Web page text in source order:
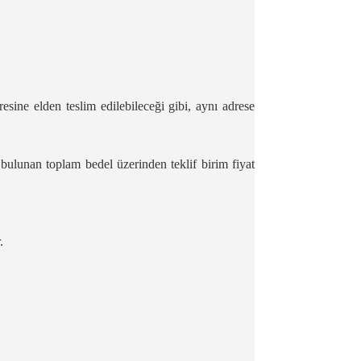
elden teslim edilebileceği gibi, aynı adrese
toplam bedel üzerinden teklif birim fiyat